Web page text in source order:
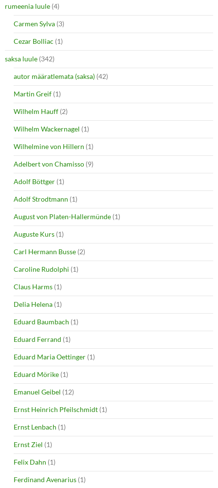
rumeenia luule (4)
Carmen Sylva (3)
Cezar Bolliac (1)
saksa luule (342)
autor määratlemata (saksa) (42)
Martin Greif (1)
Wilhelm Hauff (2)
Wilhelm Wackernagel (1)
Wilhelmine von Hillern (1)
Adelbert von Chamisso (9)
Adolf Böttger (1)
Adolf Strodtmann (1)
August von Platen-Hallermünde (1)
Auguste Kurs (1)
Carl Hermann Busse (2)
Caroline Rudolphi (1)
Claus Harms (1)
Delia Helena (1)
Eduard Baumbach (1)
Eduard Ferrand (1)
Eduard Maria Oettinger (1)
Eduard Mörike (1)
Emanuel Geibel (12)
Ernst Heinrich Pfeilschmidt (1)
Ernst Lenbach (1)
Ernst Ziel (1)
Felix Dahn (1)
Ferdinand Avenarius (1)